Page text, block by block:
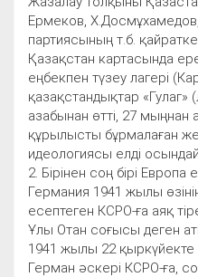
Ермеков,
партиясының т.б.
Қазақстан картасында
еңбекпен түзеу лагері
қазақстандықтар
азабынан өтті, 27 мыңнан
құрылысты бұрмалаған
идеологиясы елді
2. Бірінен соң бірі
Германия 1941 жылы
есептеген КСРО-ға аяқ
Ұлы Отан соғысы деген
1941 жылы 22
Герман әскері КСРО-ға,